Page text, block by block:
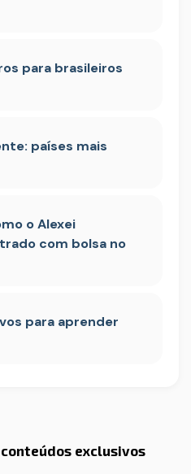
para brasileiros
países mais
o Alexei
com bolsa no
para aprender
exclusivos